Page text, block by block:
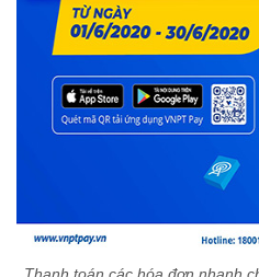
Thanh toán các hóa đơn nhanh